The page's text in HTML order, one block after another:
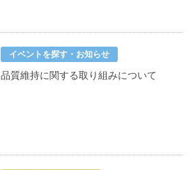
イベントを探す・お知らせ
品質維持に関する取り組みについて